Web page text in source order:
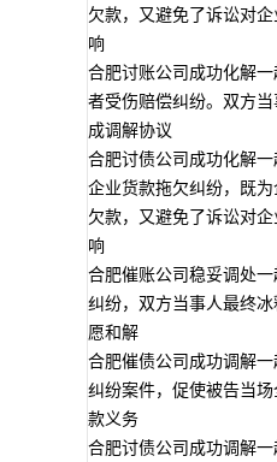
欠款，又避免了诉讼对
响
合肥讨账公司成功化解
者受伤赔偿纠纷。双方
成调解协议
合肥讨债公司成功化解
企业货款拖欠纠纷，既
欠款，又避免了诉讼对
响
合肥催账公司稳妥调处
纠纷，双方当事人最终冰
愿和解
合肥催债公司成功调解
纠纷案件，促使被告当
款义务
合肥讨债公司成功调解